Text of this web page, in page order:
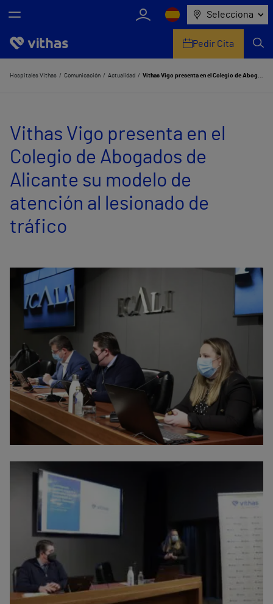
Selecciona
Nosotros
Servicios de salud
Equipo médico y asistencial
Comunicación
Pedir Cita
Hospitales Vithas Comunicación Actualidad Vithas Vigo presenta en el Colegio de Abogados de Alicante su modelo de atención al lesionado de tráfico
Vithas Vigo presenta en el
Colegio de Abogados de
Alicante su modelo de
atención al lesionado de
tráfico